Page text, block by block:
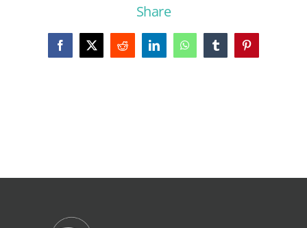
Share
Facebook
X Reddit LinkedInWhatsAppTumblrPinterest